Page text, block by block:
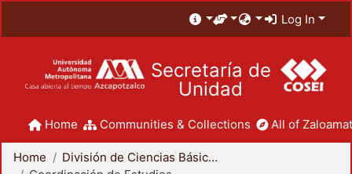
Log In
Secretaría de
Unidad
Home Communities & Collections All of
Home
División de Ciencias Básicas e Ingeniería